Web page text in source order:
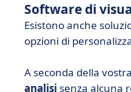
Software di
Esistono anche
opzioni di
A seconda della
analisi senza alcuna